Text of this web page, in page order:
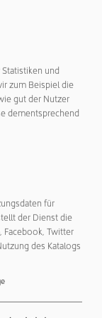
Sterilisierung
Blutkonserve
mehr. Da die
große
der
von KAGER
dass die
seine
bietet die
und
und
von
und
zum Beispiel die
gut der Nutzer
dementsprechend
für
der Dienst die
Facebook, Twitter
des Katalogs